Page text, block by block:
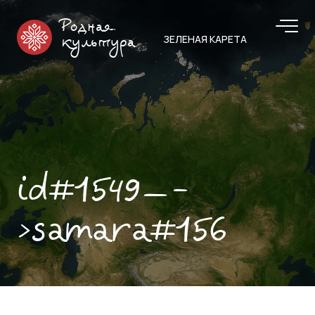
Родная
культура
ЗЕЛЕНАЯ КАРЕТА
id#1549—-
>samara#156